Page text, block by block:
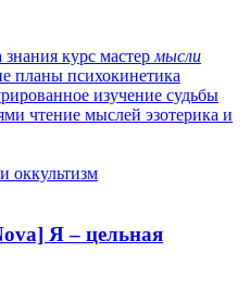
знания курс мастер мысли
планы психокинетика
изучение судьбы
чтение мыслей эзотерика и
оккультизм
Я – цельная